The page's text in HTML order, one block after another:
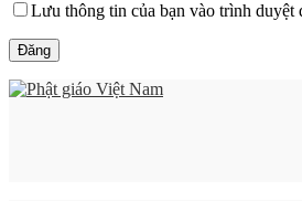
Lưu thông tin của bạn vào trình duyệt